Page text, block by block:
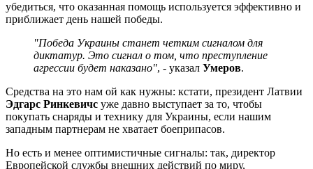
убедиться, что оказанная помощь используется эффективно и
приближает день нашей победы.
"Победа Украины станет четким сигналом для
диктатур. Это сигнал о том, что преступление
агрессии будет наказано", - указал Умеров.
Средства на это нам ой как нужны: кстати, президент Латвии
Эдгарс Ринкевичс уже давно выступает за то, чтобы
покупать снаряды и технику для Украины, если нашим
западным партнерам не хватает боеприпасов.
Но есть и менее оптимистичные сигналы: так, директор
Европейской службы внешних действий по миру,